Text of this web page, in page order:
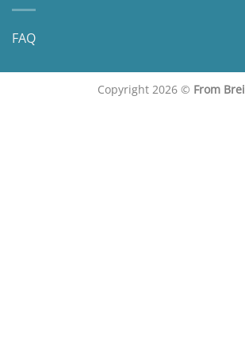
FAQ
Copyright 2026 © From